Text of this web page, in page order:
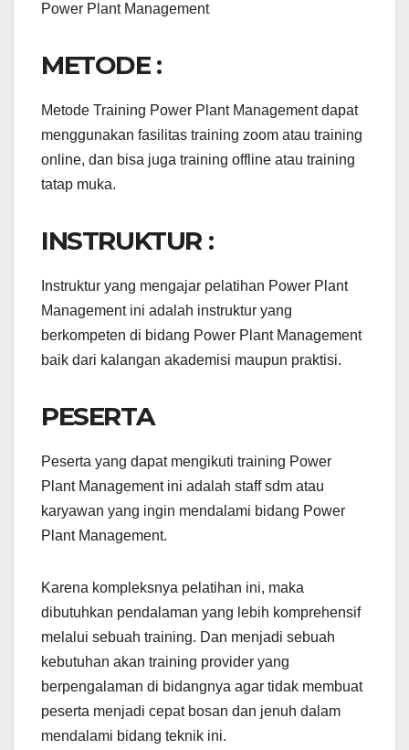
Power Plant Management
METODE :
Metode Training Power Plant Management dapat
menggunakan fasilitas training zoom atau training
online, dan bisa juga training offline atau training
tatap muka.
INSTRUKTUR :
Instruktur yang mengajar pelatihan Power Plant
Management ini adalah instruktur yang
berkompeten di bidang Power Plant Management
baik dari kalangan akademisi maupun praktisi.
PESERTA
Peserta yang dapat mengikuti training Power
Plant Management ini adalah staff sdm atau
karyawan yang ingin mendalami bidang Power
Plant Management.
Karena kompleksnya pelatihan ini, maka
dibutuhkan pendalaman yang lebih komprehensif
melalui sebuah training. Dan menjadi sebuah
kebutuhan akan training provider yang
berpengalaman di bidangnya agar tidak membuat
peserta menjadi cepat bosan dan jenuh dalam
mendalami bidang teknik ini.